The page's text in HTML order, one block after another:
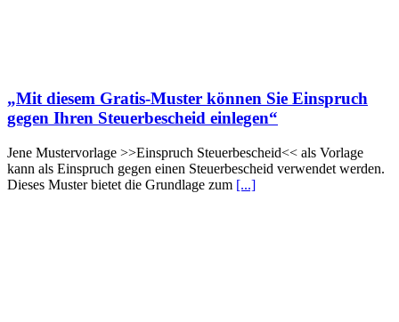
„Mit diesem Gratis-Muster können Sie Einspruch
gegen Ihren Steuerbescheid einlegen“
Jene Mustervorlage >>Einspruch Steuerbescheid<< als Vorlage
kann als Einspruch gegen einen Steuerbescheid verwendet werden.
Dieses Muster bietet die Grundlage zum [...]